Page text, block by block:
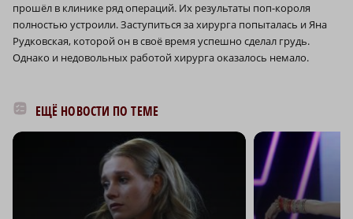
прошёл в клинике ряд операций. Их результаты поп-короля
полностью устроили. Заступиться за хирурга попыталась и Яна
Рудковская, которой он в своё время успешно сделал грудь.
Однако и недовольных работой хирурга оказалось немало.
ЕЩЁ НОВОСТИ ПО ТЕМЕ